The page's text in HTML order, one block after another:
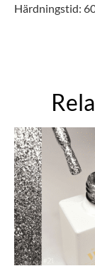
Härdningstid: